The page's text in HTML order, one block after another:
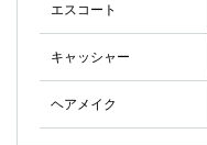
エスコート
キャッシャー
ヘアメイク
市川
神奈川県